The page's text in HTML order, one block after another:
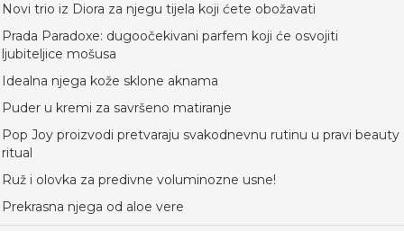
Novi trio iz Diora za njegu tijela koji ćete obožavati
Prada Paradoxe: dugoočekivani parfem koji će osvojiti
ljubiteljice mošusa
Idealna njega kože sklone aknama
Puder u kremi za savršeno matiranje
Pop Joy proizvodi pretvaraju svakodnevnu rutinu u pravi beauty
ritual
Ruž i olovka za predivne voluminozne usne!
Prekrasna njega od aloe vere